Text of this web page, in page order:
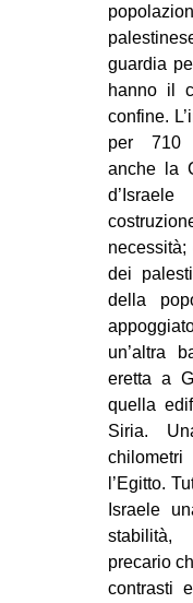
guardia
hanno il
confine.
per 710
anche la
dei
della
un’altra
eretta a
quella
Siria.
l’Egitto.
Israele
precario
contrasti